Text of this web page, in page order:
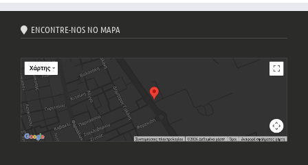
ENCONTRE-NOS NO MAPA